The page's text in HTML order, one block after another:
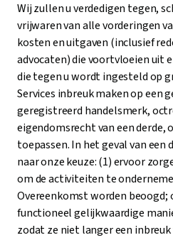
Wij zullen u verdedigen tegen,
vrijwaren van alle vorderingen
kosten en uitgaven (inclusief
advocaten) die voortvloeien uit
die tegen u wordt ingesteld op
Services inbreuk maken op een
geregistreerd handelsmerk,
eigendomsrecht van een
toepassen. In het geval van
naar onze keuze: (1) ervoor
om de activiteiten te
Overeenkomst worden beoogd;
functioneel gelijkwaardige
zodat ze niet langer een